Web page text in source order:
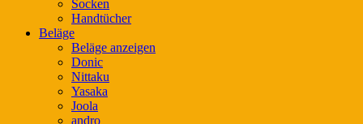
Socken
Handtücher
Beläge
Beläge anzeigen
Donic
Nittaku
Yasaka
Joola
andro